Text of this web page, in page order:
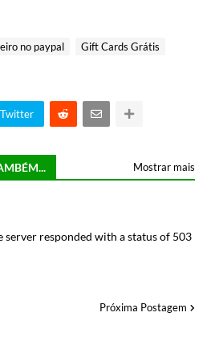
no paypal
Gift Cards Grátis
Twitter
Mostrar mais
server responded with a status of 503
Próxima Postagem